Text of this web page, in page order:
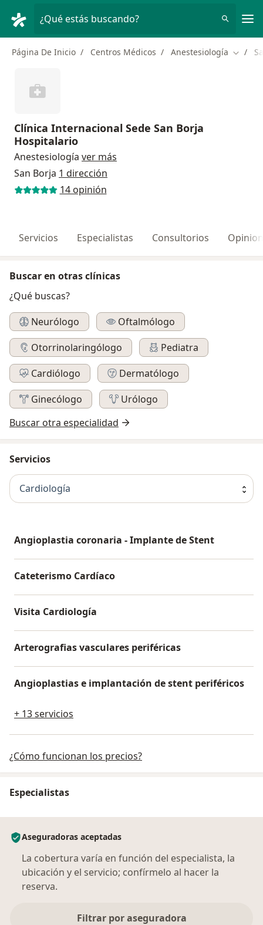
¿Qué estás buscando?
Página De Inicio Centros Médicos Anestesiología
Clínica Internacional Sede San Borja
Hospitalario
Anestesiología ver más
San Borja 1 dirección
14 opinión
Servicios Especialistas Consultorios
Buscar en otras clínicas
¿Qué buscas?
Neurólogo
Oftalmólogo
Otorrinolaringólogo
Pediatra
Cardiólogo
Dermatólogo
Ginecólogo
Urólogo
Buscar otra especialidad
Servicios
Cardiología
Angioplastia coronaria - Implante de Stent
Cateterismo Cardíaco
Visita Cardiología
Arterografias vasculares periféricas
Angioplastias e implantación de stent periféricos
+ 13 servicios
¿Cómo funcionan los precios?
Especialistas
Aseguradoras aceptadas
La cobertura varía en función del especialista, la
ubicación y el servicio; confírmelo al hacer la
reserva.
Filtrar por aseguradora